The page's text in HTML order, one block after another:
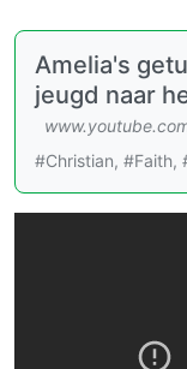
Amelia's
jeugd naar
#Christian, #Faith,